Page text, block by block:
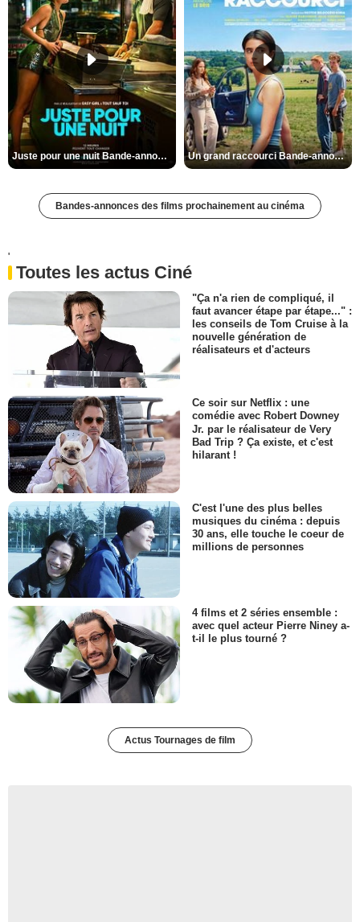
Juste pour une nuit Bande-annonce VO STFR Un grand raccourci Bande-annonce VF
Bandes-annonces des films prochainement au cinéma
'
Toutes les actus Ciné
"Ça n'a rien de compliqué, il
faut avancer étape par étape..." :
les conseils de Tom Cruise à la
nouvelle génération de
réalisateurs et d'acteurs
Ce soir sur Netflix : une
comédie avec Robert Downey
Jr. par le réalisateur de Very
Bad Trip ? Ça existe, et c'est
hilarant !
C'est l'une des plus belles
musiques du cinéma : depuis
30 ans, elle touche le coeur de
millions de personnes
4 films et 2 séries ensemble :
avec quel acteur Pierre Niney a-
t-il le plus tourné ?
Actus Tournages de film